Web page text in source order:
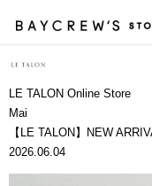
LE TALON Online Store
Mai
【LE TALON】NEW
2026.06.04